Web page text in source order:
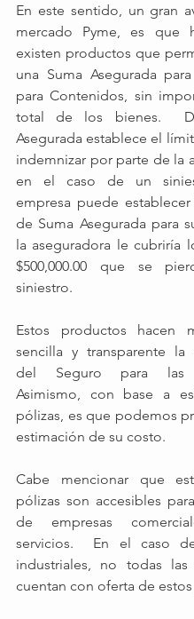
En este sentido, un gran
mercado Pyme, es que
existen productos que
una Suma Asegurada
para Contenidos, sin
total de los bienes.
Asegurada establece el
indemnizar por parte de la
en el caso de un
empresa puede establecer
de Suma Asegurada para
la aseguradora le cubriría
$500,000.00 que se
siniestro.
Estos productos hacen
sencilla y transparente la
del Seguro para las
Asimismo, con base a
pólizas, es que podemos
estimación de su costo.
Cabe mencionar que
pólizas son accesibles
de empresas
servicios.  En el caso
industriales, no todas las